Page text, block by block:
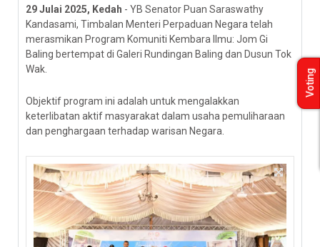
29 Julai 2025, Kedah - YB Senator Puan Saraswathy
Kandasami, Timbalan Menteri Perpaduan Negara telah
merasmikan Program Komuniti Kembara Ilmu: Jom Gi
Baling bertempat di Galeri Rundingan Baling dan Dusun Tok
Wak.
Objektif program ini adalah untuk mengalakkan
keterlibatan aktif masyarakat dalam usaha pemuliharaan
dan penghargaan terhadap warisan Negara.
Voting